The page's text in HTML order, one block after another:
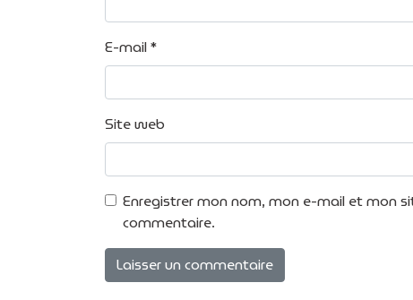
E-mail*
Site web
Enregistrer mon nom, mon e-mail et mon
commentaire.